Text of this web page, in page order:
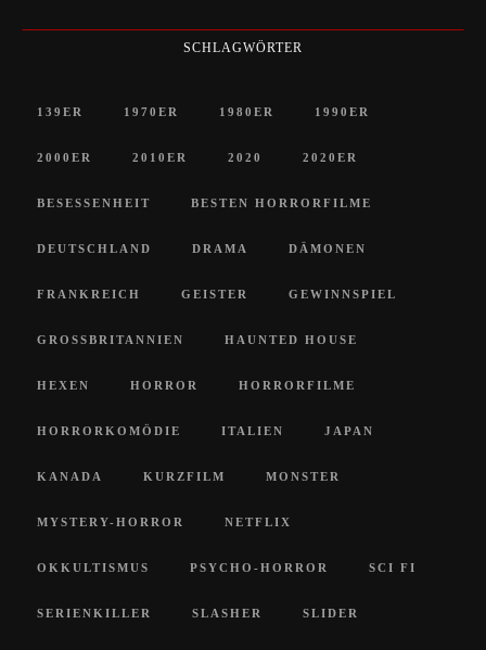
SCHLAGWÖRTER
139ER 1970ER 1980ER 1990ER
2000ER 2010ER 2020 2020ER
BESESSENHEIT BESTEN HORRORFILME
DEUTSCHLAND DRAMA DÄMONEN
FRANKREICH GEISTER GEWINNSPIEL
GROSSBRITANNIEN HAUNTED HOUSE
HEXEN HORROR HORRORFILME
HORRORKOMÖDIE ITALIEN JAPAN
KANADA KURZFILM MONSTER
MYSTERY-HORROR NETFLIX
OKKULTISMUS PSYCHO-HORROR SCI FI
SERIENKILLER SLASHER SLIDER